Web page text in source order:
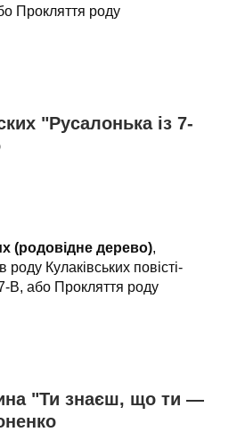
Прокляття роду
"Русалонька iз 7-
(родовідне дерево),
роду Кулаківських повісті-
В, або Прокляття роду
"Ти знаєш, що ти —